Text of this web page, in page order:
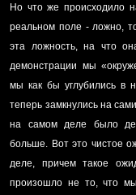
Но что же происходило
реальном поле - ложно,
эта ложность, на что
демонстрации мы
мы как бы углубились в
теперь замкнулись на
на самом деле было
больше. Вот это чистое
деле, причем такое
произошло не то, что